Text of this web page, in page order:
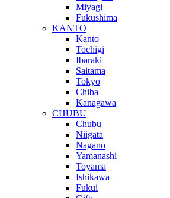
Miyagi
Fukushima
KANTO
Kanto
Tochigi
Ibaraki
Saitama
Tokyo
Chiba
Kanagawa
CHUBU
Chubu
Niigata
Nagano
Yamanashi
Toyama
Ishikawa
Fukui